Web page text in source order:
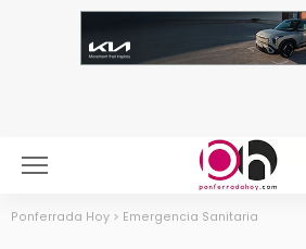
Ponferrada Hoy > Emergencia Sanitaria